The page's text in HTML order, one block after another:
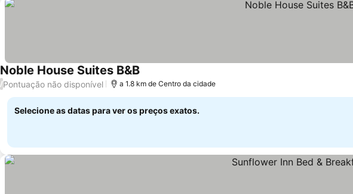
Noble House Suites B&B
/Pontuação não disponível a 1.8 km de Centro da cidade
Selecione as datas para ver os preços exatos.